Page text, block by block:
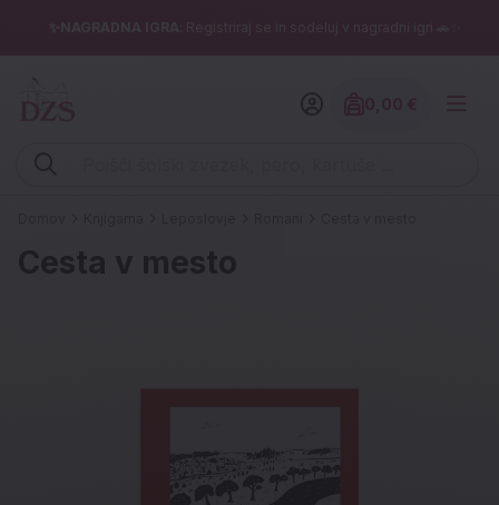
✨NAGRADNA IGRA : Registriraj se in sodeluj v nagradni igri 🚗✨
Vpišite iskalni niz (šolski zvezek, pero, kartuše ...)
Cesta v mesto